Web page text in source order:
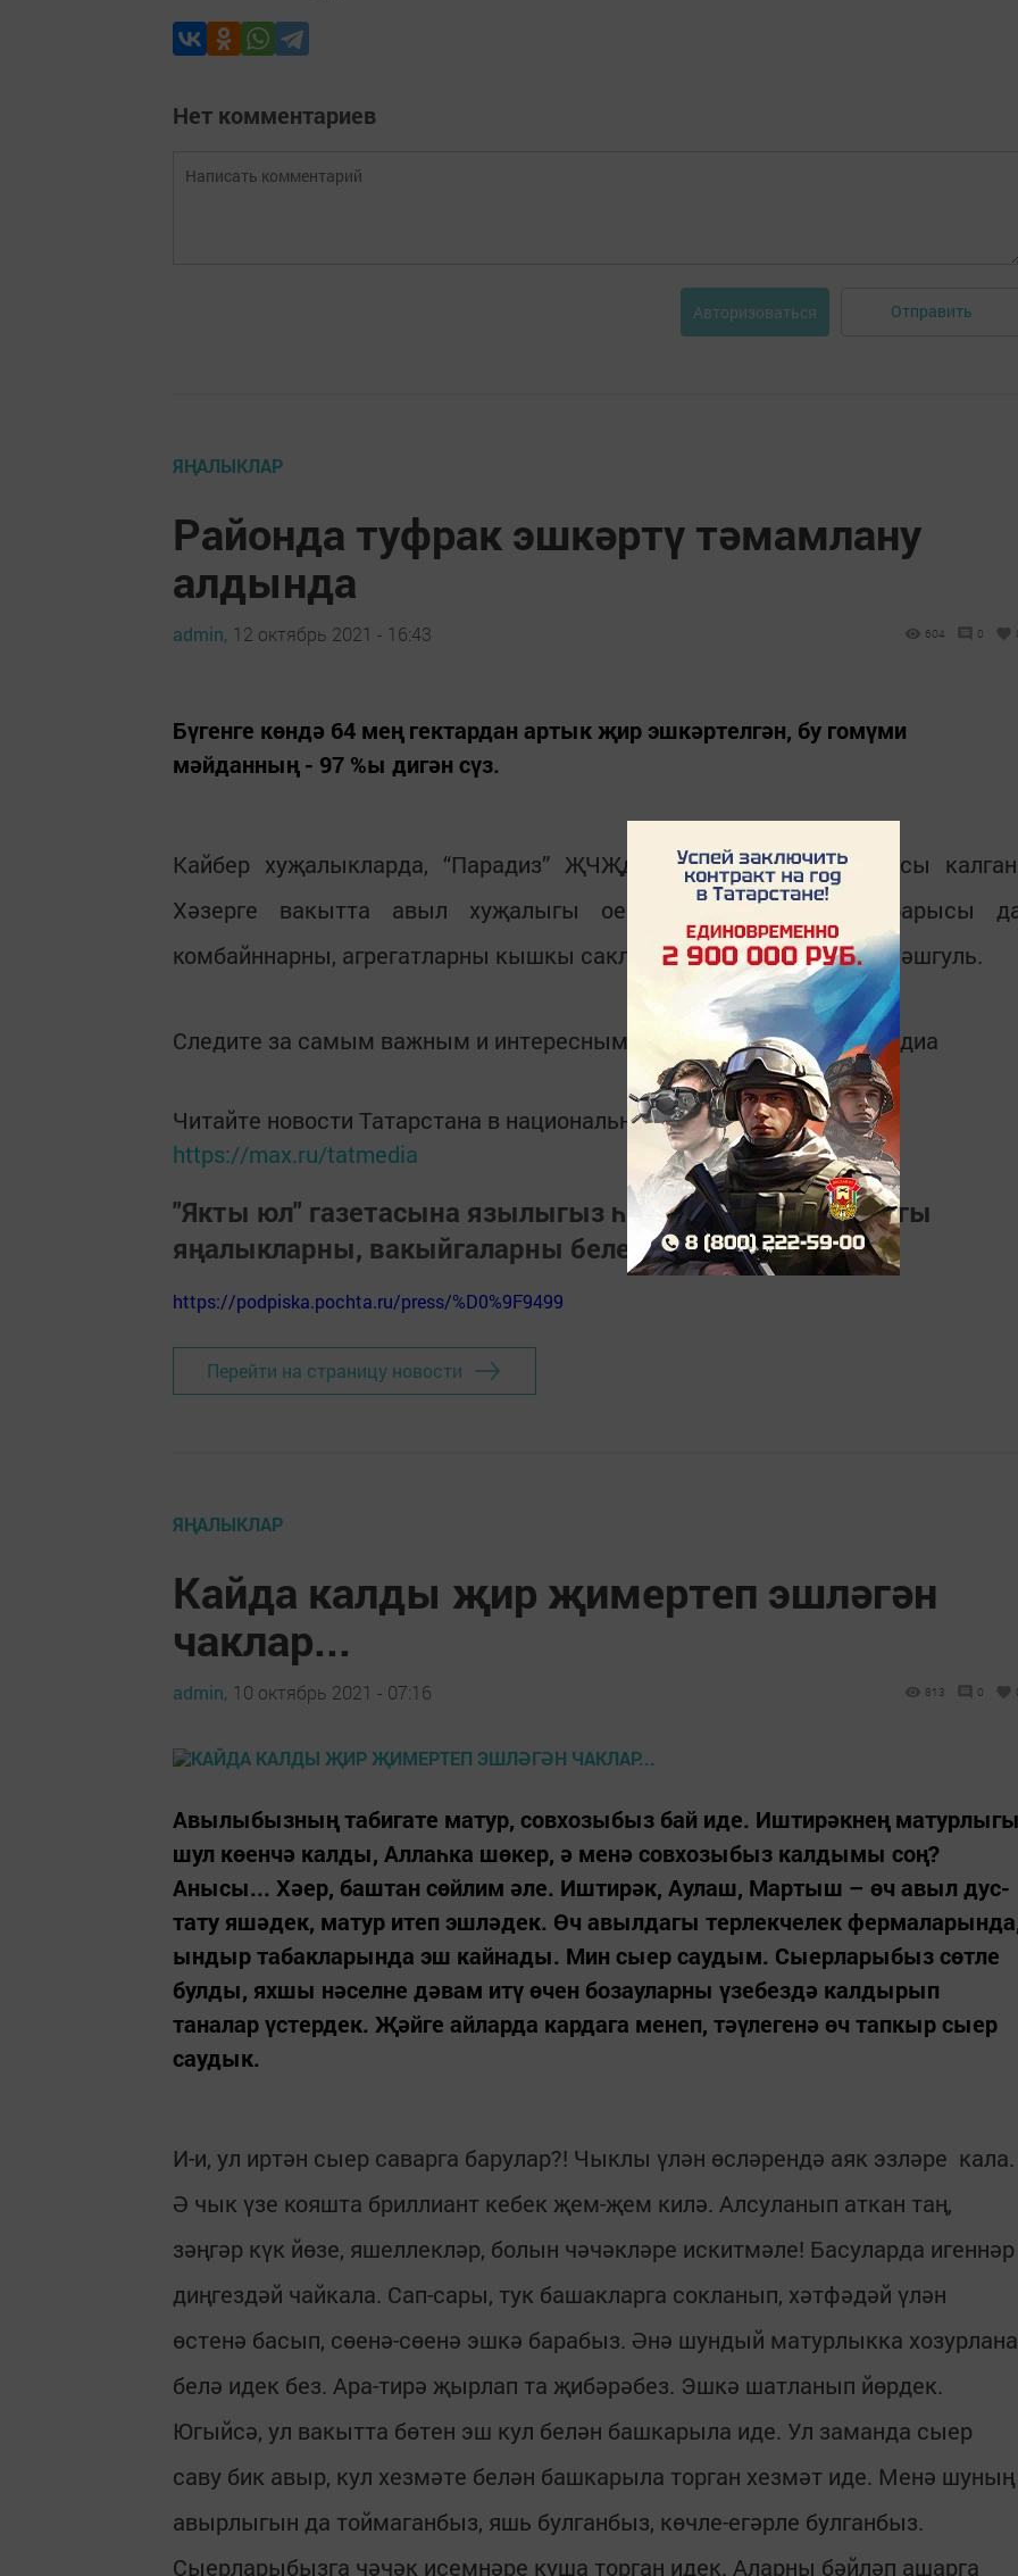
Нет комментариев
Авторизоваться Отправить
ЯҢАЛЫКЛАР
Районда туфрак эшкәртү тәмамлану
алдында
admin, 12 октябрь 2021 - 16:43 604 0
Бүгенге көндә 64 мең гектардан артык җир эшкәртелгән, бу гомүми
мәйданның - 97 %ы дигән сүз.
Кайбер хуҗалыкларда, “Парадиз” ҖЧҖдә әлеге эшне башкарасы
Хәзерге вакытта авыл хуҗалыгы оешма-предприятияләре барысы
комбайннарны, агрегатларны кышкы саклауга кую эшләре белән мәшгуль.
Следите за самым важным и интересным в Telegram-канале Татмедиа
Читайте новости Татарстана в национальном мессенджере MАХ:
https://max.ru/tatmedia
"Якты юл" газетасына язылыгыз һәм Тукай районындагы
яңалыкларны, вакыйгаларны белеп торыгыз
https://podpiska.pochta.ru/press/%D0%9F9499
Перейти на страницу новости
ЯҢАЛЫКЛАР
Кайда калды җир җимертеп эшләгән
чаклар...
admin, 10 октябрь 2021 - 07:16 813 0
Авылыбызның табигате матур, совхозыбыз бай иде. Иштирәкнең матурлыгы
шул көенчә калды, Аллаһка шөкер, ә менә совхозыбыз калдымы соң?
Анысы... Хәер, баштан сөйлим әле. Иштирәк, Аулаш, Мартыш – өч авыл дус-
тату яшәдек, матур итеп эшләдек. Өч авылдагы терлекчелек
ындыр табакларында эш кайнады. Мин сыер саудым. Сыерларыбыз сөтле
булды, яхшы нәселне дәвам итү өчен бозауларны үзебездә калдырып
таналар үстердек. Җәйге айларда кардага менеп, тәүлегенә өч тапкыр сыер
саудык.
И-и, ул иртән сыер саварга барулар?! Чыклы үлән өсләрендә аяк эзләре кала.
Ә чык үзе кояшта бриллиант кебек җем-җем килә. Алсуланып аткан таң,
зәңгәр күк йөзе, яшеллекләр, болын чәчәкләре искитмәле! Басуларда игеннәр
диңгездәй чайкала. Сап-сары, тук башакларга сокланып, хәтфәдәй үлән
өстенә басып, сөенә-сөенә эшкә барабыз. Әнә шундый матурлыкка хозурлана
белә идек без. Ара-тирә җырлап та җибәрәбез. Эшкә шатланып йөрдек.
Югыйсә, ул вакытта бөтен эш кул белән башкарыла иде. Ул заманда сыер
саву бик авыр, кул хезмәте белән башкарыла торган хезмәт иде. Менә шуның
авырлыгын да тоймаганбыз, яшь булганбыз, көчле-егәрле булганбыз.
Сыерларыбызга чәчәк исемнәре куша торган идек. Аларны бәйләп ашарга